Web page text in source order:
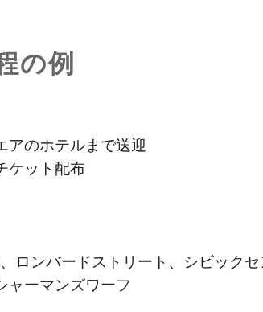
の例
アのホテルまで送迎
ケット配布
ロンバードストリート、シビック
ャーマンズワーフ